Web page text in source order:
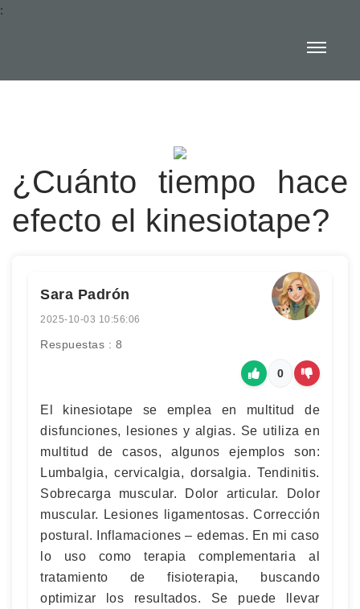
:
¿Cuánto tiempo hace
efecto el kinesiotape?
Sara Padrón
2025-10-03 10:56:06
Respuestas : 8
0
El kinesiotape se emplea en multitud de
disfunciones, lesiones y algias. Se utiliza en
multitud de casos, algunos ejemplos son:
Lumbalgia, cervicalgia, dorsalgia. Tendinitis.
Sobrecarga muscular. Dolor articular. Dolor
muscular. Lesiones ligamentosas. Corrección
postural. Inflamaciones – edemas. En mi caso
lo uso como terapia complementaria al
tratamiento de fisioterapia, buscando
optimizar los resultados. Se puede llevar